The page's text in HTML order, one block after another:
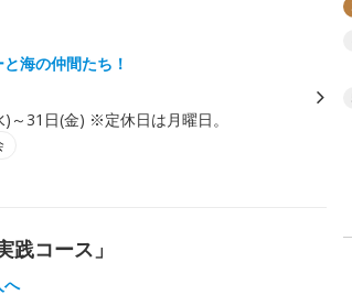
海の仲間たち！
～31日(金) ※定休日は月曜日。
コース」
へ